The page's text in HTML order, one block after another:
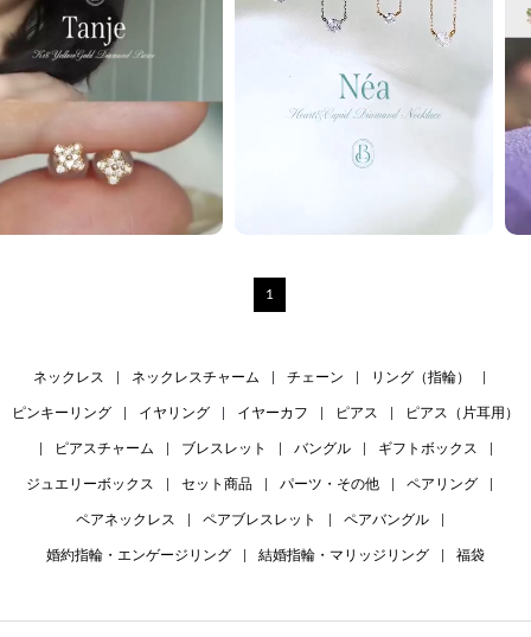
1
ネックレス ネックレスチャーム チェーン リング（指輪）
ピンキーリング イヤリング イヤーカフ ピアス ピアス（片耳用）
ピアスチャーム ブレスレット バングル ギフトボックス
ジュエリーボックス セット商品 パーツ・その他 ペアリング
ペアネックレス ペアブレスレット ペアバングル
婚約指輪・エンゲージリング 結婚指輪・マリッジリング 福袋